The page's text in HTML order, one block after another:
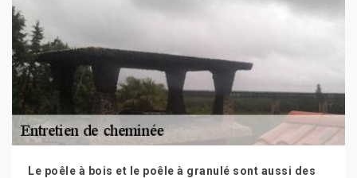
Le poêle à bois et le poêle à granulé sont aussi des